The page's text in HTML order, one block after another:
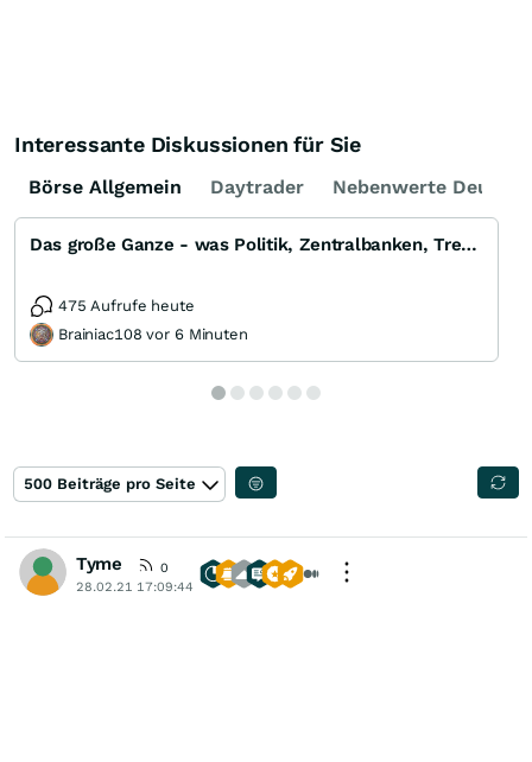
Interessante Diskussionen für Sie
Börse Allgemein Daytrader Nebenwerte
Das große Ganze - was Politik, Zentralbanken, Trends, Medien und Gesellschaft mit Aktien, Rohstoffen
475 Aufrufe heute
Brainiac108 vor 6 Minuten
500 Beiträge pro Seite
Tyme
0
28.02.21 17:09:44